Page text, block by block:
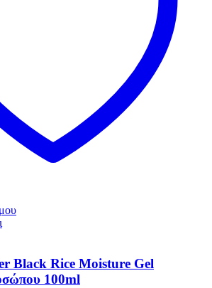
Black Rice Moisture Gel
100ml